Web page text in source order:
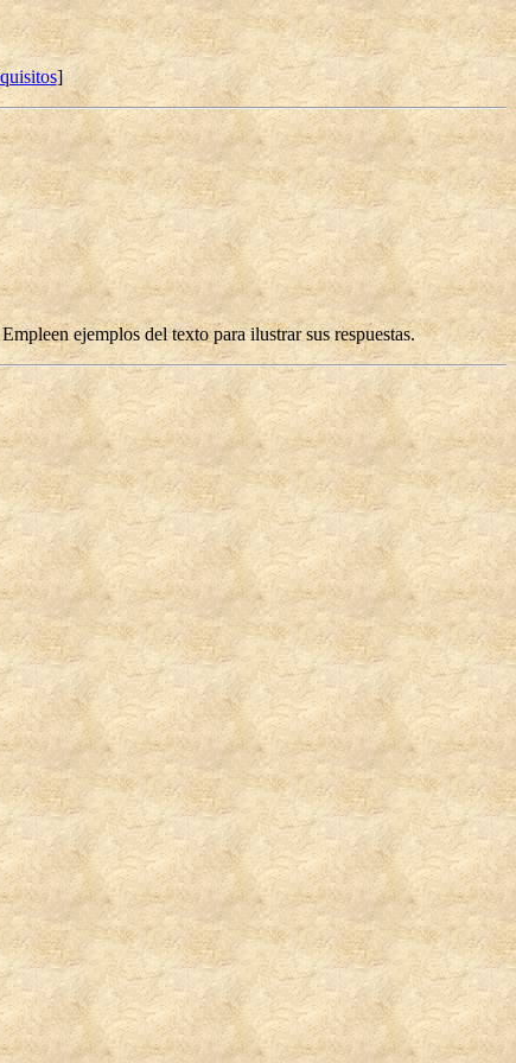
]
ejemplos del texto para ilustrar sus respuestas.